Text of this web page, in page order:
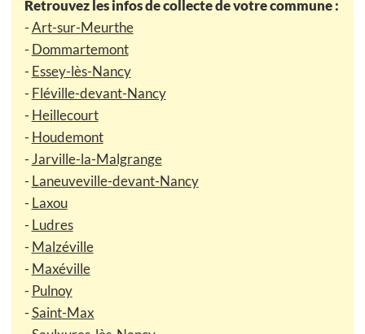
Retrouvez les infos de collecte de votre commune :
-Art-sur-Meurthe
- Dommartemont
- Essey-lès-Nancy
- Fléville-devant-Nancy
- Heillecourt
- Houdemont
- Jarville-la-Malgrange
- Laneuveville-devant-Nancy
- Laxou
- Ludres
- Malzéville
- Maxéville
- Pulnoy
-Saint-Max